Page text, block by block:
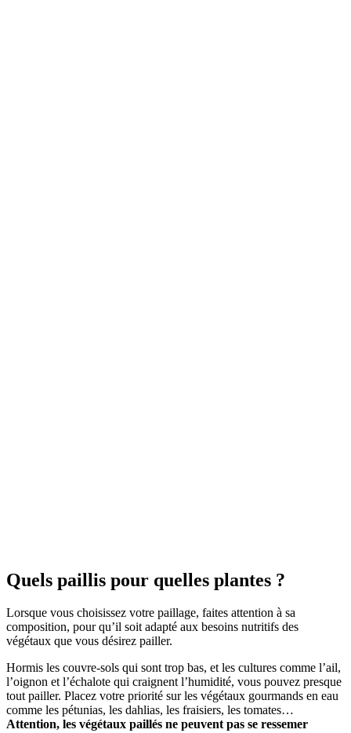
Quels paillis pour quelles plantes ?
Lorsque vous choisissez votre paillage, faites attention à sa
composition, pour qu’il soit adapté aux besoins nutritifs des
végétaux que vous désirez pailler.
Hormis les couvre-sols qui sont trop bas, et les cultures comme l’ail,
l’oignon et l’échalote qui craignent l’humidité, vous pouvez presque
tout pailler. Placez votre priorité sur les végétaux gourmands en eau
comme les pétunias, les dahlias, les fraisiers, les tomates…
Attention, les végétaux paillés ne peuvent pas se ressemer